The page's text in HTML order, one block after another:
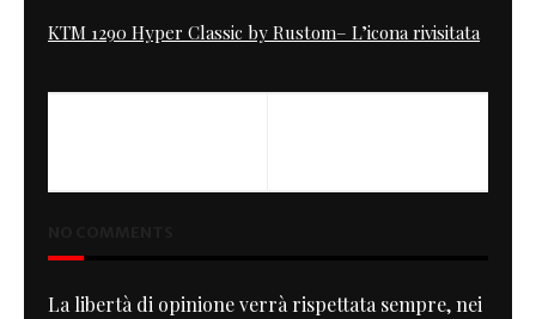
KTM 1290 Hyper Classic by Rustom– L’icona rivisitata
La libertà di opinione verrà rispettata sempre, nei